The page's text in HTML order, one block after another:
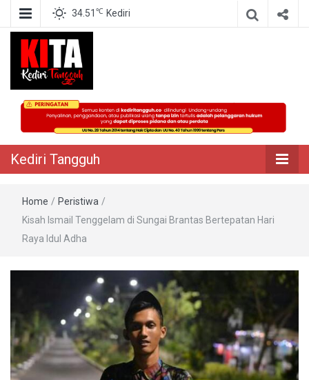
34.51 ℃ Kediri
Kediri Tangguh
Berita Akurat Terpercaya
Kediri Tangguh
Home / Peristiwa /
Kisah Ismail Tenggelam di Sungai Brantas Bertepatan Hari
Raya Idul Adha